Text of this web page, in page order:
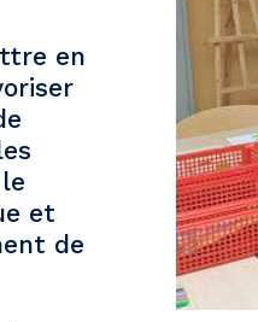
en
et
de